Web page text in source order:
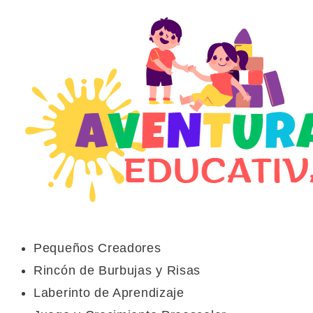
Pequeños Creadores
Rincón de Burbujas y Risas
Laberinto de Aprendizaje